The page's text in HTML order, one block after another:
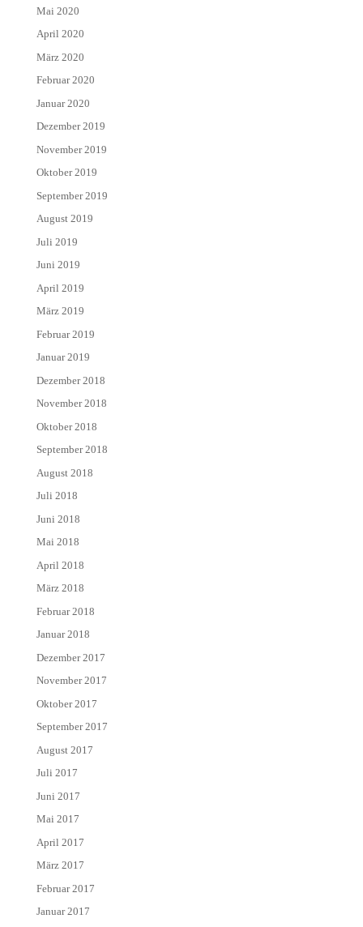
Mai 2020
April 2020
März 2020
Februar 2020
Januar 2020
Dezember 2019
November 2019
Oktober 2019
September 2019
August 2019
Juli 2019
Juni 2019
April 2019
März 2019
Februar 2019
Januar 2019
Dezember 2018
November 2018
Oktober 2018
September 2018
August 2018
Juli 2018
Juni 2018
Mai 2018
April 2018
März 2018
Februar 2018
Januar 2018
Dezember 2017
November 2017
Oktober 2017
September 2017
August 2017
Juli 2017
Juni 2017
Mai 2017
April 2017
März 2017
Februar 2017
Januar 2017